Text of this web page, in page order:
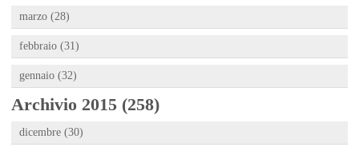
marzo (28)
febbraio (31)
gennaio (32)
Archivio 2015 (258)
dicembre (30)